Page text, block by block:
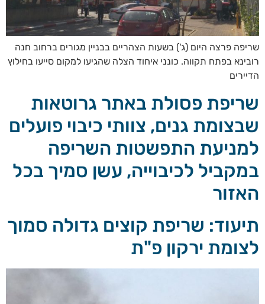
שריפה פרצה היום (ג') בשעות הצהריים בבניין מגורים ברחוב חנה
רובינא בפתח תקווה. כונני איחוד הצלה שהגיעו למקום סייעו בחילוץ
הדיירים
שריפת פסולת באתר גרוטאות
שבצומת גנים, צוותי כיבוי פועלים
למניעת התפשטות השריפה
במקביל לכיבוייה, עשן סמיך בכל
האזור
תיעוד: שריפת קוצים גדולה סמוך
לצומת ירקון פ"ת